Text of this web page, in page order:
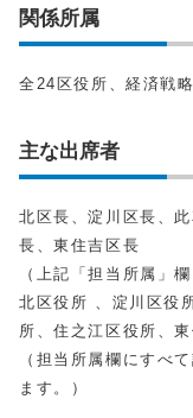
関係所属
全24区役所、経済戦
主な出席者
北区長、淀川区長、
長、東住吉区長
（上記「担当所属」
北区役所 、淀川区役
所、住之江区役所、
（担当所属欄にすべ
ます。）